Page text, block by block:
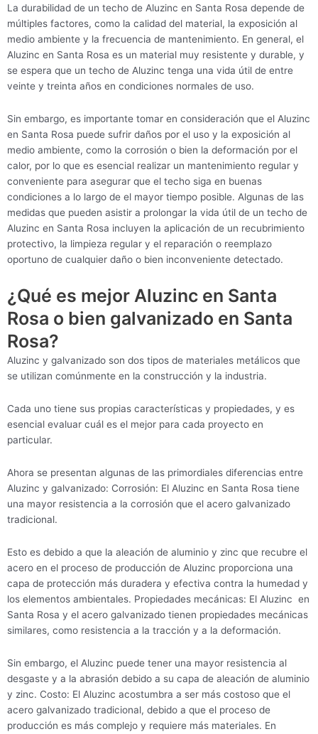
La durabilidad de un techo de Aluzinc en Santa Rosa depende de
múltiples factores, como la calidad del material, la exposición al
medio ambiente y la frecuencia de mantenimiento. En general, el
Aluzinc en Santa Rosa es un material muy resistente y durable, y
se espera que un techo de Aluzinc tenga una vida útil de entre
veinte y treinta años en condiciones normales de uso.
Sin embargo, es importante tomar en consideración que el Aluzinc
en Santa Rosa puede sufrir daños por el uso y la exposición al
medio ambiente, como la corrosión o bien la deformación por el
calor, por lo que es esencial realizar un mantenimiento regular y
conveniente para asegurar que el techo siga en buenas
condiciones a lo largo de el mayor tiempo posible. Algunas de las
medidas que pueden asistir a prolongar la vida útil de un techo de
Aluzinc en Santa Rosa incluyen la aplicación de un recubrimiento
protectivo, la limpieza regular y el reparación o reemplazo
oportuno de cualquier daño o bien inconveniente detectado.
¿Qué es mejor Aluzinc en Santa
Rosa o bien galvanizado en Santa
Rosa?
Aluzinc y galvanizado son dos tipos de materiales metálicos que
se utilizan comúnmente en la construcción y la industria.
Cada uno tiene sus propias características y propiedades, y es
esencial evaluar cuál es el mejor para cada proyecto en
particular.
Ahora se presentan algunas de las primordiales diferencias entre
Aluzinc y galvanizado: Corrosión: El Aluzinc en Santa Rosa tiene
una mayor resistencia a la corrosión que el acero galvanizado
tradicional.
Esto es debido a que la aleación de aluminio y zinc que recubre el
acero en el proceso de producción de Aluzinc proporciona una
capa de protección más duradera y efectiva contra la humedad y
los elementos ambientales. Propiedades mecánicas: El Aluzinc en
Santa Rosa y el acero galvanizado tienen propiedades mecánicas
similares, como resistencia a la tracción y a la deformación.
Sin embargo, el Aluzinc puede tener una mayor resistencia al
desgaste y a la abrasión debido a su capa de aleación de aluminio
y zinc. Costo: El Aluzinc acostumbra a ser más costoso que el
acero galvanizado tradicional, debido a que el proceso de
producción es más complejo y requiere más materiales. En